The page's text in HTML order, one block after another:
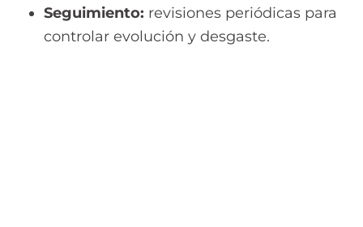
Seguimiento: revisiones periódicas para
controlar evolución y desgaste.